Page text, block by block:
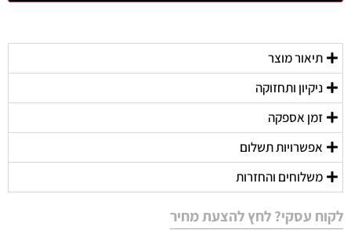
תיאור מוצר
ניקיון ותחזוקה
זמן אספקה
אפשרויות תשלום
משלוחים והחזרות
לקוח עסקי? לחץ להצעת מחיר